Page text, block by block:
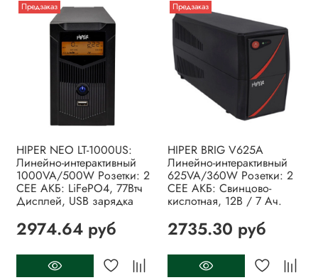
Предзаказ
HIPER NEO LT-1000US:
Линейно-интерактивный
1000VA/500W Розетки: 2
CEE АКБ: LiFePO4, 77Втч
Дисплей, USB зарядка
2974.64 руб
Предзаказ
HIPER BRIG V625A
Линейно-интерактивный
625VA/360W Розетки: 2
CEE АКБ: Свинцово-
кислотная, 12В / 7 Ач.
2735.30 руб